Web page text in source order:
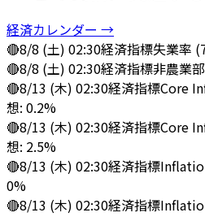
経済カレンダー →
🔴8/8 (土) 02:30経済指標失業率
🔴8/8 (土) 02:30経済指標非農業
🔴8/13 (木) 02:30経済指標Core
想: 0.2%
🔴8/13 (木) 02:30経済指標Core
想: 2.5%
🔴8/13 (木) 02:30経済指標
0%
🔴8/13 (木) 02:30経済指標